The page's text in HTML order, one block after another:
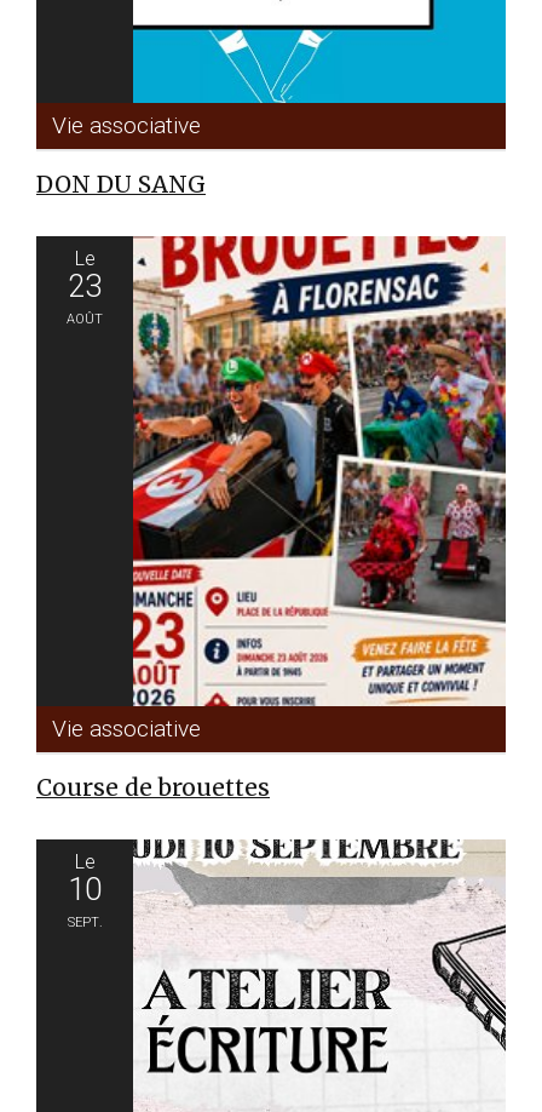
Vie associative
DON DU SANG
Le
23
Août
Vie associative
Course de brouettes
Le
10
Sept.